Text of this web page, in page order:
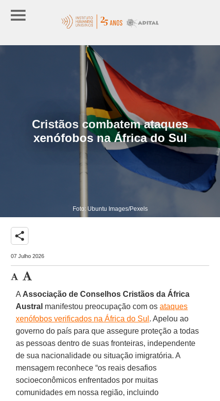
Cristãos combatem ataques
xenófobos na África do Sul
Foto: Ubuntu Images/Pexels
share
07 Julho 2026
A Associação de Conselhos Cristãos da África
Austral manifestou preocupação com osataques
xenófobos verificados na África do Sul . Apelou ao
governo do país para que assegure proteção a todas
as pessoas dentro de suas fronteiras, independente
de sua nacionalidade ou situação imigratória. A
mensagem reconhece “os reais desafios
socioeconômicos enfrentados por muitas
comunidades em nossa região, incluindo